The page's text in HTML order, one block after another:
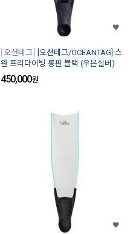
오션테그
[오션테그/OCEANTAG] 스
완 프리다이빙 롱핀 블랙 (우븐실버)
450,000원